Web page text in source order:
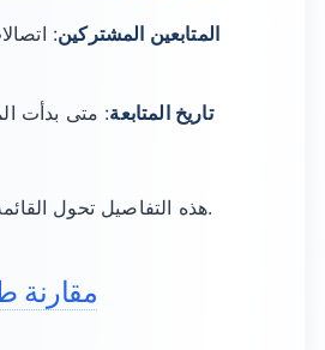
المتابعين المشتركين:
تاريخ المتابعة: متى بدأت
هذه التفاصيل تحول القائمة لذكاء قابل للتنفيذ.
مقارنة